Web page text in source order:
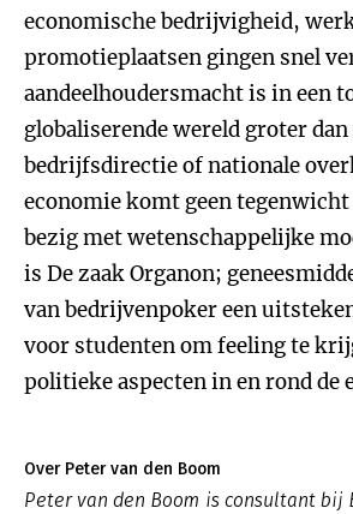
economische bedrijvigheid,
promotieplaatsen gingen snel
aandeelhoudersmacht is in een
globaliserende wereld groter dan
bedrijfsdirectie of nationale
economie komt geen
bezig met wetenschappelijke
is De zaak Organon;
van bedrijvenpoker een
voor studenten om feeling te
politieke aspecten in en rond de
Over Peter van den Boom
Peter van den Boom is consultant bij